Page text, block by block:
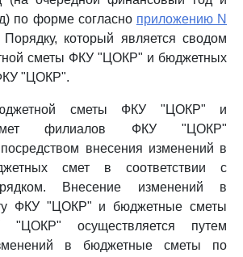
по форме согласно приложению N
который является сводом
сметы ФКУ "ЦОКР" и бюджетных
"ЦОКР".
сметы ФКУ "ЦОКР" и
филиалов ФКУ "ЦОКР"
внесения изменений в
смет в соответствии с
Внесение изменений в
ФКУ "ЦОКР" и бюджетные сметы
осуществляется путем
в бюджетные сметы по